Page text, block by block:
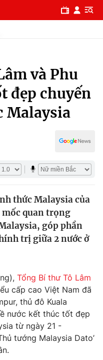
và Phu
đẹp chuyến
Malaysia
thức Malaysia của
mốc quan trọng
góp phần
trị giữa 2 nước ở
Tổng Bí thư Tô Lâm
cấp cao Việt Nam đã
thủ đô Kuala
nước kết thúc tốt đẹp
từ ngày 21 -
tướng Malaysia Dato’